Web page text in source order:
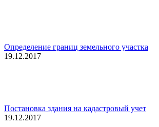
Определение границ земельного участка
19.12.2017
Постановка здания на кадастровый учет
19.12.2017